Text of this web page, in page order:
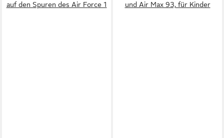
auf den Spuren des Air Force 1
und Air Max 93, für Kinder